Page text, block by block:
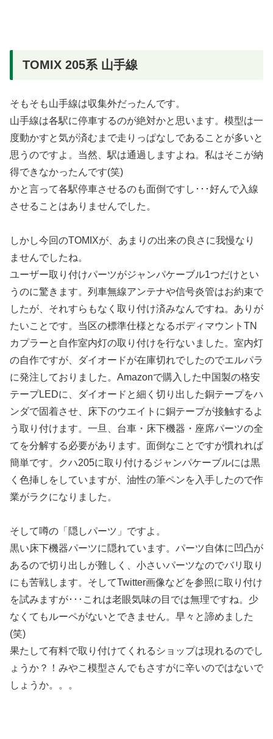
TOMIX 205系 山手線
そもそも山手線は収集外だったんです。
山手線は各駅に停車するのが絶対かと思います。模型は一
度動かすと気が済むまで走りっぱなしであることが多いと
思うのですよ。当然、駅は通過しますよね。私はそこが納
得できなかったんです(笑)
かと言って各駅停車させるのも面倒ですし･･･好んで入線
させることはありませんでした。
しかし今回のTOMIXが、あまりの出来の良さに我慢なり
ませんでしたね。
ユーザー取り付けパーツがジャンパケーブル1つだけとい
うのに驚きます。列車無線アンテナや信号炎管はお約束で
したが、それすらもなく取り付け済みなんですね。ありが
たいことです。当区の標準仕様となるボディマウントTN
カプラーと自作室内灯の取り付けを行ないました。室内灯
の自作ですが、ダイオードが在庫切れでしたのでエルパラ
に発注しておりました。Amazonで購入した中国製の格安
テープLEDに、ダイオードと細く切り出した銅テープをハ
ンダで固着させ、床下のウエイトに銅テープが接触するよ
う取り付けます。一旦、台車・床下機器・座席パーツの全
てを分解する必要があります。面倒なことですが慣れれば
簡単です。クハ205に取り付けるジャンパケーブルには黒
く色挿しをしていますが、油性の筆ペンを入手したので作
業がラクになりました。
そして噂の「隠しパーツ」ですよ。
黒い床下機器パーツに隠れています。パーツ自体に凹凸が
あるので切り出しが難しく、小さいパーツなのでバリ取り
にも苦戦します。そしてTwitter画像などを参照に取り付け
を試みますが･･･これは老眼気味の目では無理ですね。少
なくてもルーペがないとできません。早々と諦めました
(笑)
果たして有料で取り付けてくれるショップは現れるのでし
ょうか？！みやこ模型さんでもさすがに辛いのではないで
しょうか。。。